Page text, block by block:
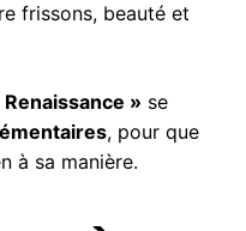
frissons, beauté et
» se
, pour que
à sa manière.